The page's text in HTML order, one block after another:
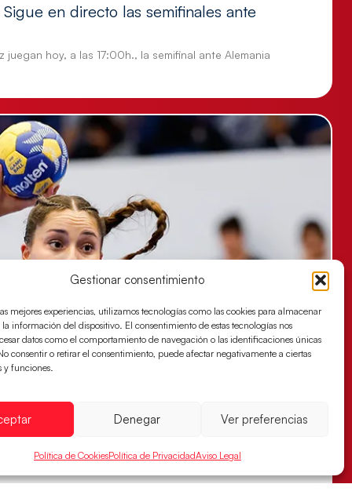
Gestionar consentimiento
mejores experiencias, utilizamos tecnologías como las cookies para almacenar
información del dispositivo. El consentimiento de estas tecnologías nos
datos como el comportamiento de navegación o las identificaciones únicas
consentir o retirar el consentimiento, puede afectar negativamente a ciertas
y funciones.
Denegar Ver preferencias
Política de CookiesPolítica de PrivacidadAviso Legal
en directo las semifinales ante
juegan hoy, a las 17:00h., la semifinal ante Alemania
sellan su billete para las semifinales
han remontado con parcial de 7:1 que les ha dado el pase